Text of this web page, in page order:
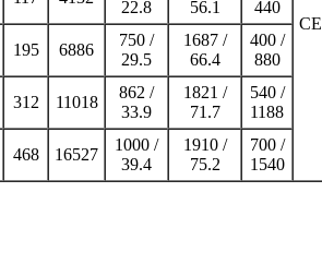
22.8
56.1
440
195 6886
750 /
29.5
1687 /
66.4
400 /
880
312 11018
862 /
33.9
1821 /
71.7
540 /
1188
468 16527
1000 /
39.4
1910 /
75.2
700 /
1540